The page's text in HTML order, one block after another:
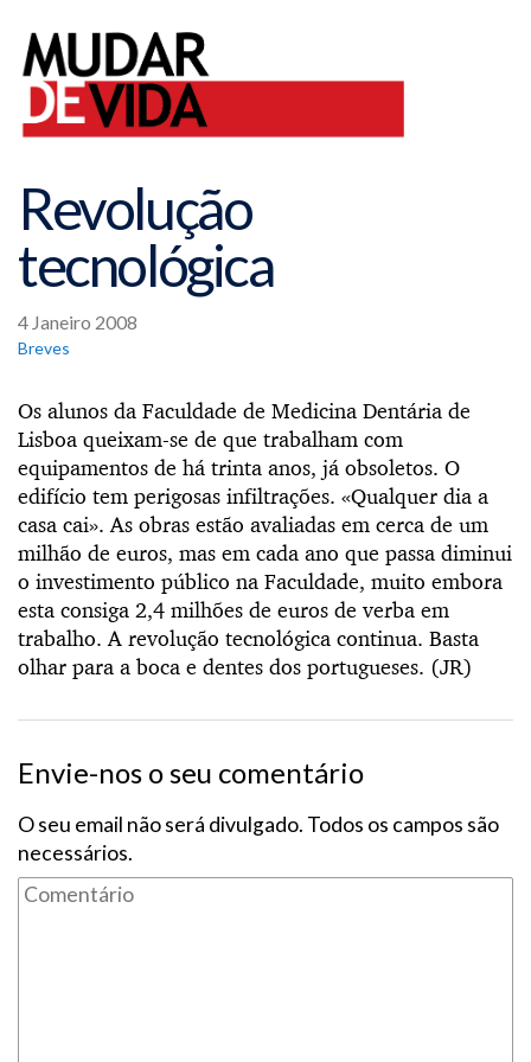
Revolução
tecnológica
4 Janeiro 2008
Breves
Os alunos da Faculdade de Medicina Dentária de
Lisboa queixam-se de que trabalham com
equipamentos de há trinta anos, já obsoletos. O
edifício tem perigosas infiltrações. «Qualquer dia a
casa cai». As obras estão avaliadas em cerca de um
milhão de euros, mas em cada ano que passa diminui
o investimento público na Faculdade, muito embora
esta consiga 2,4 milhões de euros de verba em
trabalho. A revolução tecnológica continua. Basta
olhar para a boca e dentes dos portugueses. (JR)
Envie-nos o seu comentário
O seu email não será divulgado. Todos os campos são
necessários.